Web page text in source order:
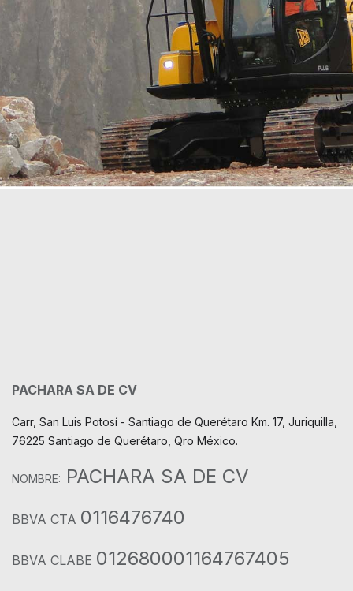
PACHARA SA DE CV
Carr, San Luis Potosí - Santiago de Querétaro Km. 17, Juriquilla,
76225 Santiago de Querétaro, Qro México.
NOMBRE: PACHARA SA DE CV
BBVA CTA 0116476740
BBVA CLABE 012680001164767405